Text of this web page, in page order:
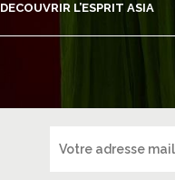
DECOUVRIR L’ESPRIT ASIA